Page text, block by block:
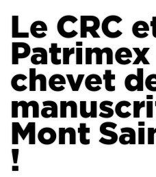
Le CRC
Patrimex
chevet
Mont
!